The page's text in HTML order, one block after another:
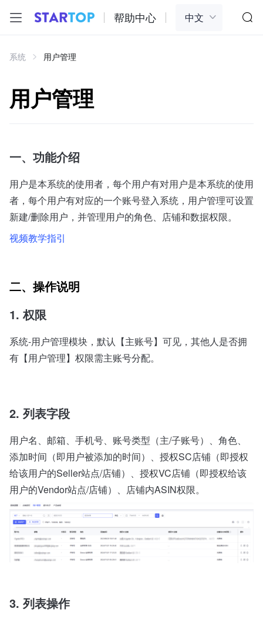
帮助中心
系统 用户管理
用户管理
一、功能介绍
用户是本系统的使用者，每个用户有对用户是本系统的使用
者，每个用户有对应的一个账号登入系统，用户管理可设置
新建/删除用户，并管理用户的角色、店铺和数据权限。
视频教学指引
二、操作说明
1. 权限
系统-用户管理模块，默认【主账号】可见，其他人是否拥
有【用户管理】权限需主账号分配。
2. 列表字段
用户名、邮箱、手机号、账号类型（主/子账号）、角色、
添加时间（即用户被添加的时间）、授权SC店铺（即授权
给该用户的Seller站点/店铺）、授权VC店铺（即授权给该
用户的Vendor站点/店铺）、店铺内ASIN权限。
3. 列表操作